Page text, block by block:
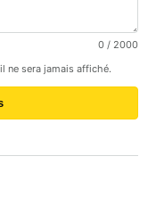
0 / 2000
ne sera jamais affiché.